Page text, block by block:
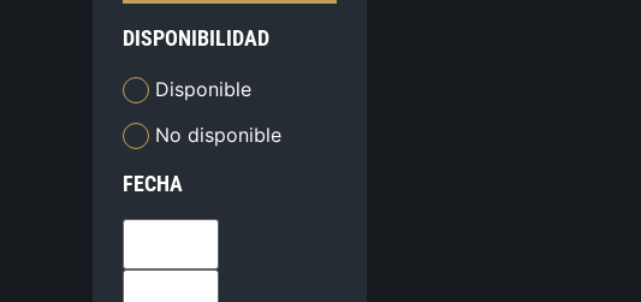
DISPONIBILIDAD
Disponible
No disponible
FECHA